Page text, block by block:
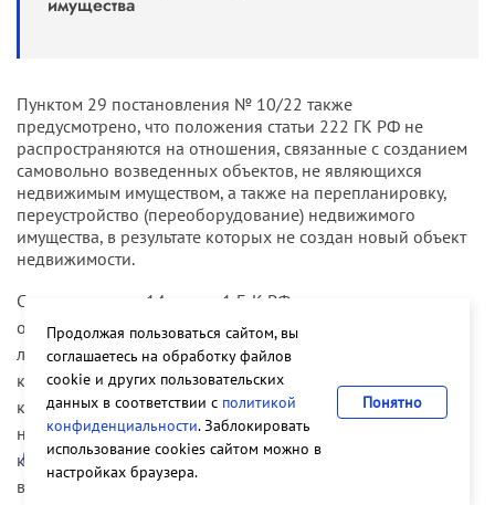
Пунктом 29 постановления № 10/22 также
предусмотрено, что положения статьи 222 ГК РФ не
распространяются на отношения, связанные с созданием
самовольно возведенных объектов, не яв­ляющихся
недвижимым имуществом, а также на перепланировку,
переустройство (переоборудование) недвижимого
имущества, в ре­зультате которых не создан новый объект
недвижимости.
Согласно пункту 14 статьи 1 ГрК РФ реконструкция
объектов капитального строительства (за исключением
линейных объек­тов) — изменение параметров объекта
капитального строительства, его частей (высоты,
количества этажей, площади, объема), в том числе
надстройка, перестройка, расширение объекта
капитального строительства, а также замена и (или)
восстановление несущих строительных конструкций
Продолжая пользоваться сайтом, вы
соглашаетесь на обработку файлов
cookie и других пользовательских
данных в соответствии с политикой
конфиденциальности. Заблокировать
использование cookies сайтом можно в
настройках браузера.
Понятно